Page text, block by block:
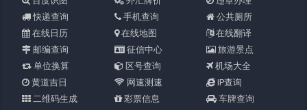
快递查询
手机查询
公共厕所
在线日历
在线地图
在线翻译
邮编查询
征信中心
旅游景点
单位换算
区号查询
机场大全
黄道吉日
网速测速
IP查询
二维码生成
彩票信息 车牌查询